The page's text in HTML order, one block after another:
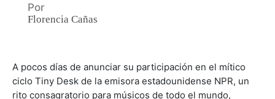
Por
Florencia Cañas
A pocos días de anunciar su participación en el mítico
ciclo Tiny Desk de la emisora estadounidense NPR, un
rito consagratorio para músicos de todo el mundo,